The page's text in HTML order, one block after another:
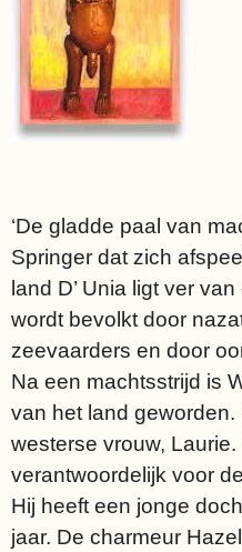
‘De gladde paal van
Springer dat zich
land D’ Unia ligt ver
wordt bevolkt door
zeevaarders en door
Na een machtsstrijd is
van het land geworden.
westerse vrouw,
verantwoordelijk voor
Hij heeft een jonge
jaar. De charmeur